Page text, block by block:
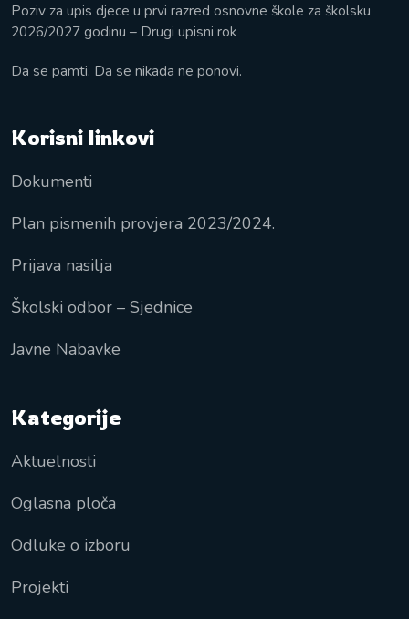
Poziv za upis djece u prvi razred osnovne škole za školsku
2026/2027 godinu – Drugi upisni rok
Da se pamti. Da se nikada ne ponovi.
Korisni linkovi
Dokumenti
Plan pismenih provjera 2023/2024.
Prijava nasilja
Školski odbor – Sjednice
Javne Nabavke
Kategorije
Aktuelnosti
Oglasna ploča
Odluke o izboru
Projekti